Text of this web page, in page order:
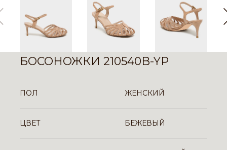
БОСОНОЖКИ 210540B-YP
ПОЛ ЖЕНСКИЙ
ЦВЕТ БЕЖЕВЫЙ